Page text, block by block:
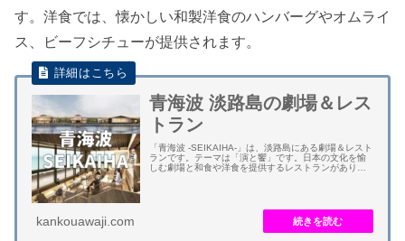
す。洋食では、懐かしい和製洋食のハンバーグやオムライ
ス、ビーフシチューが提供されます。
青海波 淡路島の劇場＆レス
トラン
「青海波 -SEIKAIHA-」は、淡路島にある劇場＆レスト
ランです。テーマは「演と饗」です。日本の文化を愉
しむ劇場と和食や洋食を提供するレストランがありま
kankouawaji.com